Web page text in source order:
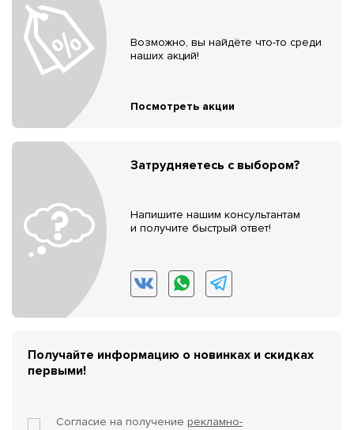
Возможно, вы найдёте что-то среди
наших акций!
Посмотреть акции
Затрудняетесь с выбором?
Напишите нашим консультантам
и получите быстрый ответ!
Получайте информацию о новинках и скидках
первыми!
Согласие на получение рекламно-